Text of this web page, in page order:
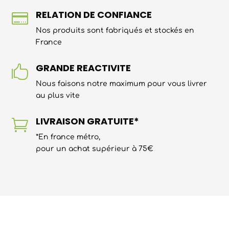
 RELATION DE CONFIANCE
Nos produits sont fabriqués et stockés en
France
 GRANDE REACTIVITE
Nous faisons notre maximum pour vous livrer
au plus vite
 LIVRAISON GRATUITE*
*En france métro,
pour un achat supérieur à 75€